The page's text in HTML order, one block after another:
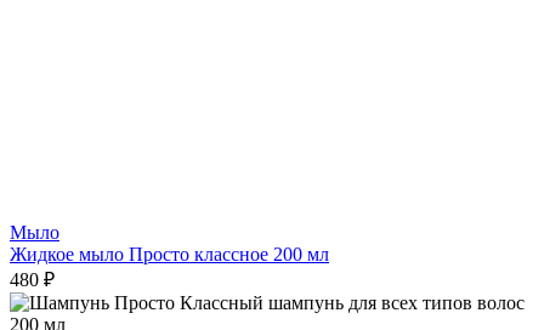
Мыло
Жидкое мыло Просто классное 200 мл
480 ₽